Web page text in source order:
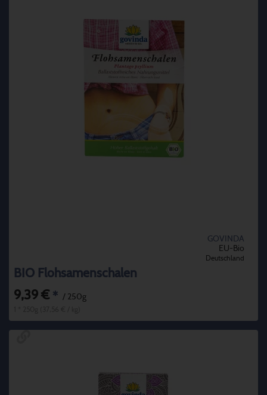
GOVINDA
EU-Bio
Deutschland
BIO Flohsamenschalen
9,39 € * / 250g